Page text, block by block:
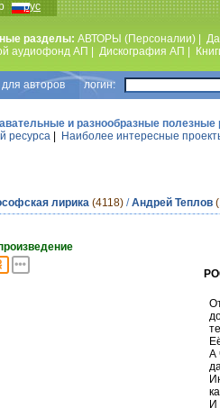
рус
разделы: АВТОРЫ (Персоналии)
аудиофонд АП
Дискография АП
для авторов логин:
и разнообразные полезные
ресурса
Наиболее интересные
лирика (4118) /Андрей Теплов
А
И